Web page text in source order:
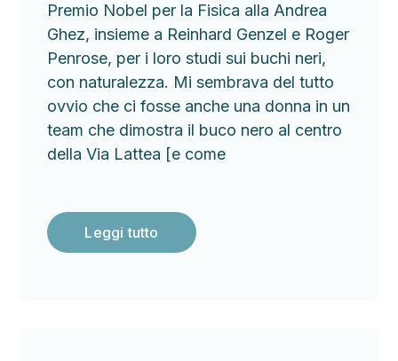
Premio Nobel per la Fisica alla Andrea
Ghez, insieme a Reinhard Genzel e Roger
Penrose, per i loro studi sui buchi neri,
con naturalezza. Mi sembrava del tutto
ovvio che ci fosse anche una donna in un
team che dimostra il buco nero al centro
della Via Lattea [e come
Leggi tutto